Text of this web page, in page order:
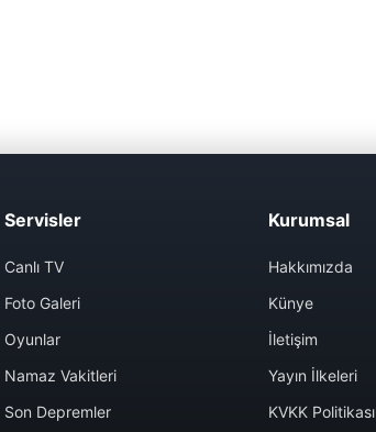
Servisler
Canlı TV
Foto Galeri
Oyunlar
Namaz Vakitleri
Son Depremler
Kurumsal
Hakkımızda
Künye
İletişim
Yayın İlkeleri
KVKK Politikası